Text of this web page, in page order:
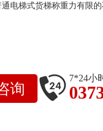
电梯式货梯称重力有限
询
7*24小